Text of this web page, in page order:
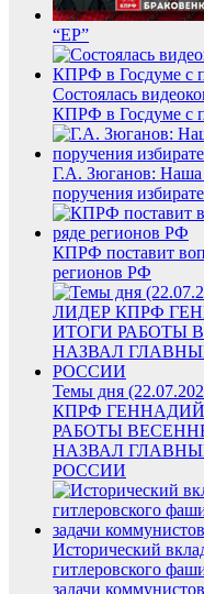
“ЕР”
Состоялась
КПРФ в Госдуме с
Г.А. Зюганов: Наша
поручения
КПРФ поставит
регионов PФ
Темы дня
КПРФ
РАБОТЫ
НАЗВАЛ
РОССИИ
Исторический
гитлеровского
задачи